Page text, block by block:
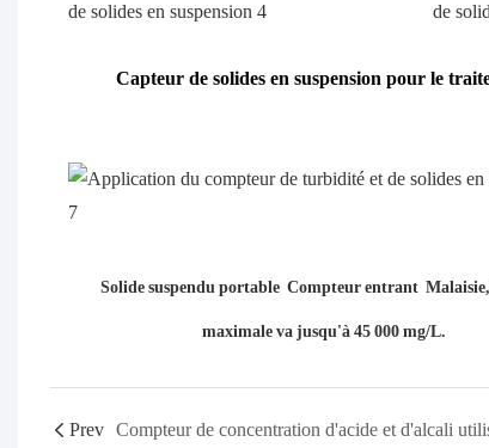
Capteur de solides en suspension pour le
Solide suspendu portable Compteur entrant
maximale va jusqu'à 45 000 mg/L.
Prev